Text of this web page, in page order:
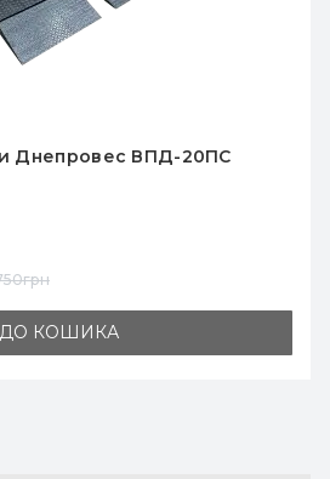
Днепровес L15C
ДО КОШИКА